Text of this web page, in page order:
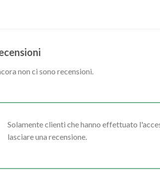
non ci sono recensioni.
Solamente clienti che hanno effettuato
lasciare una recensione.